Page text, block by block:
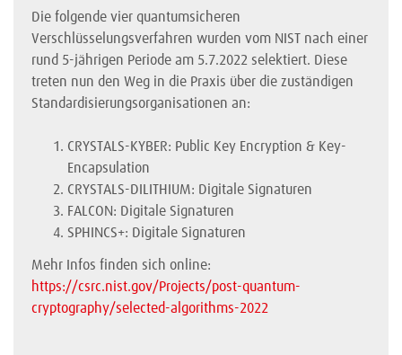
Die folgende vier quantumsicheren
Verschlüsselungsverfahren wurden vom NIST nach einer
rund 5-jährigen Periode am 5.7.2022 selektiert. Diese
treten nun den Weg in die Praxis über die zuständigen
Standardisierungsorganisationen an:
CRYSTALS-KYBER: Public Key Encryption & Key-
Encapsulation
CRYSTALS-DILITHIUM: Digitale Signaturen
FALCON: Digitale Signaturen
SPHINCS+: Digitale Signaturen
Mehr Infos finden sich online:
https://csrc.nist.gov/Projects/post-quantum-
cryptography/selected-algorithms-2022